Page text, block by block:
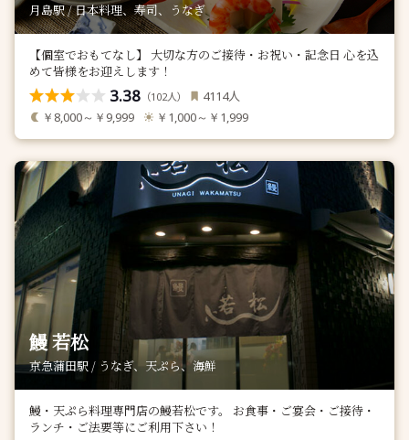
月島駅 / 日本料理、寿司、うなぎ
【個室でおもてなし】 大切な方のご接待・お祝い・記念日 心を込
めて皆様をお迎えします！
3.38 （102人） 4114人
￥8,000～￥9,999 ￥1,000～￥1,999
鰻 若松
京急蒲田駅 / うなぎ、天ぷら、海鮮
鰻・天ぷら料理専門店の鰻若松です。 お食事・ご宴会・ご接待・
ランチ・ご法要等にご利用下さい！